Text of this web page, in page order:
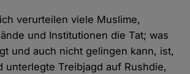
verurteilen viele Muslime,
und Institutionen die Tat; was
und auch nicht gelingen kann, ist,
unterlegte Treibjagd auf Rushdie,